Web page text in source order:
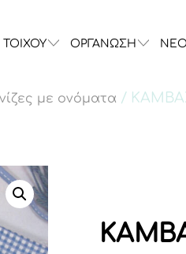
ΟΡΓΑΝΩΣΗ
με ονόματα /